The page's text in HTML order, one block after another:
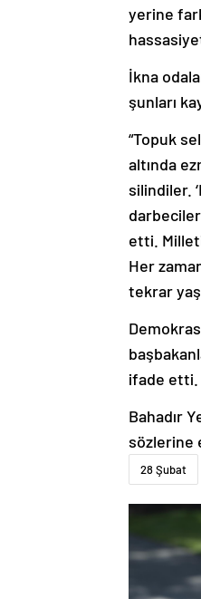
yerine
İkna
şunları
“Topuk
altında
silindiler.
etti.
Her
tekrar
ifade etti.
Bahadır
sözlerine
28 Şubat